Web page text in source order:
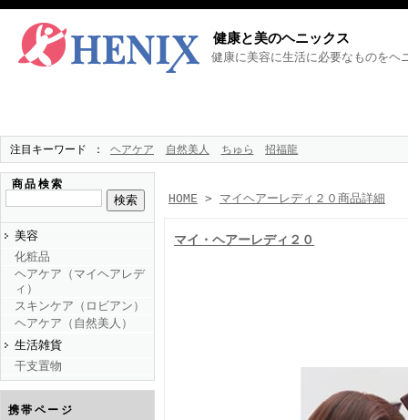
健康と美のヘニックス
健康に美容に生活に必要なものをヘ
注目キーワード ヘアケア 自然美人 ちゅら 招福龍
商品検索
美容
化粧品
ヘアケア（マイヘアレデ
ィ）
スキンケア（ロビアン）
ヘアケア（自然美人）
生活雑貨
干支置物
携帯ページ
HOME > マイヘアーレディ２０商品詳細
マイ・ヘアーレディ２０